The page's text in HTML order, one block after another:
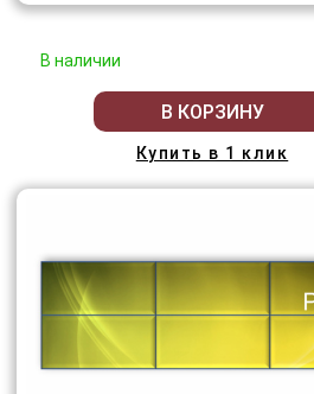
В наличии
В КОРЗИНУ
Купить в 1 клик